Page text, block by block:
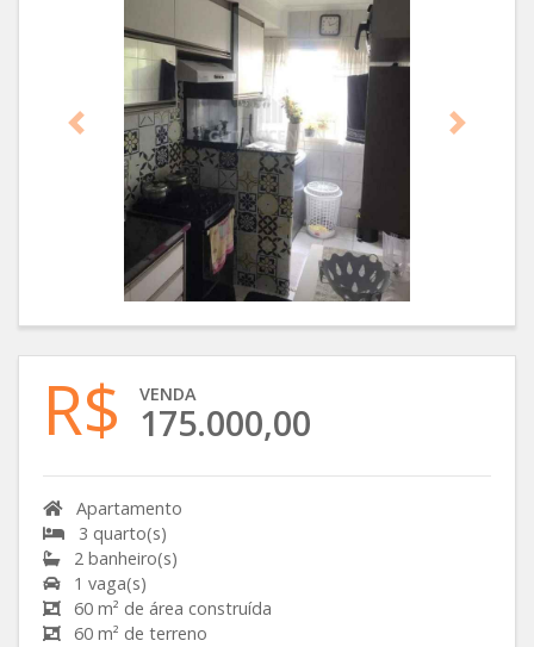
Anterior Próximo
R$ VENDA
175.000,00
Apartamento
3 quarto(s)
2 banheiro(s)
1 vaga(s)
60 m² de área construída
60 m² de terreno